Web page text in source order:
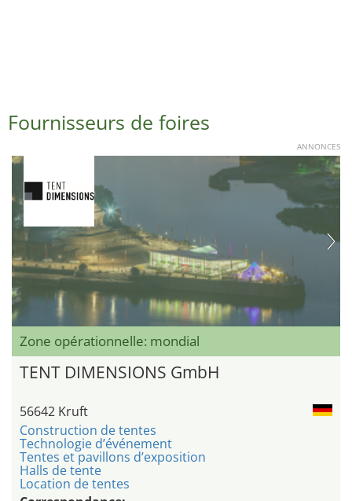
Fournisseurs de foires
ANNONCES
Zone opérationnelle: mondial
TENT DIMENSIONS GmbH
56642 Kruft
Construction de tentes
Technologie d’événement
Tentes et pavillons d’exposition
Halls de tente
Location de tentes